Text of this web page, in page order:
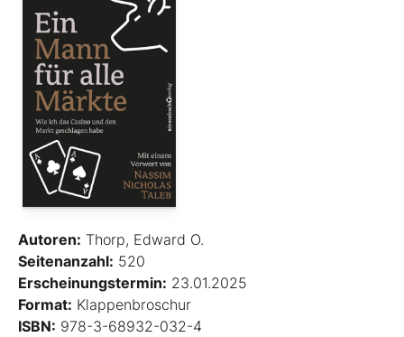
Autoren: Thorp, Edward O.
Seitenanzahl: 520
Erscheinungstermin: 23.01.2025
Format: Klappenbroschur
ISBN: 978-3-68932-032-4